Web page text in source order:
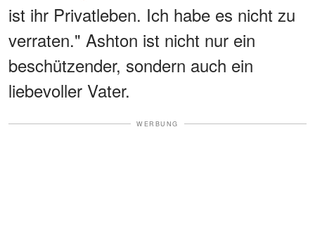
ist ihr Privatleben. Ich habe es nicht zu
verraten." Ashton ist nicht nur ein
beschützender, sondern auch ein
liebevoller Vater.
WERBUNG